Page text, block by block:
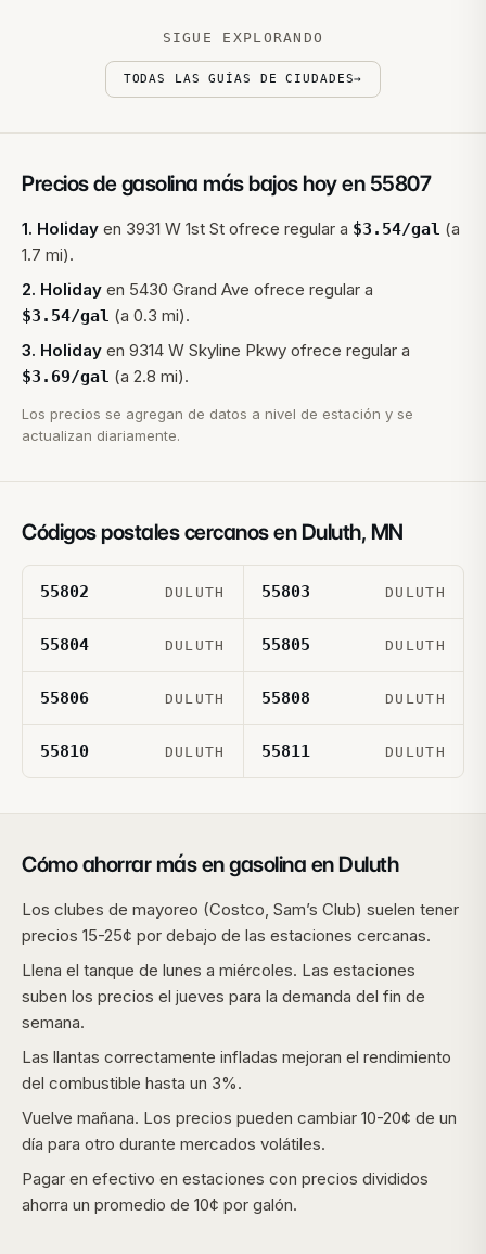
SIGUE EXPLORANDO
TODAS LAS GUÍAS DE CIUDADES→
Precios de gasolina más bajos hoy en 55807
1. Holiday en 3931 W 1st St ofrece regular a $3.54/gal (a
1.7 mi).
2. Holiday en 5430 Grand Ave ofrece regular a
$3.54/gal (a 0.3 mi).
3. Holiday en 9314 W Skyline Pkwy ofrece regular a
$3.69/gal (a 2.8 mi).
Los precios se agregan de datos a nivel de estación y se
actualizan diariamente.
Códigos postales cercanos en Duluth, MN
55802 DULUTH 55803 DULUTH
55804 DULUTH 55805 DULUTH
55806 DULUTH 55808 DULUTH
55810 DULUTH 55811 DULUTH
Cómo ahorrar más en gasolina en Duluth
Los clubes de mayoreo (Costco, Sam’s Club) suelen tener
precios 15-25¢ por debajo de las estaciones cercanas.
Llena el tanque de lunes a miércoles. Las estaciones
suben los precios el jueves para la demanda del fin de
semana.
Las llantas correctamente infladas mejoran el rendimiento
del combustible hasta un 3%.
Vuelve mañana. Los precios pueden cambiar 10-20¢ de un
día para otro durante mercados volátiles.
Pagar en efectivo en estaciones con precios divididos
ahorra un promedio de 10¢ por galón.